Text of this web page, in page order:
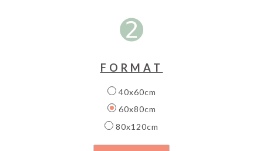
➋
FORMAT
40x60cm
60x80cm
80x120cm